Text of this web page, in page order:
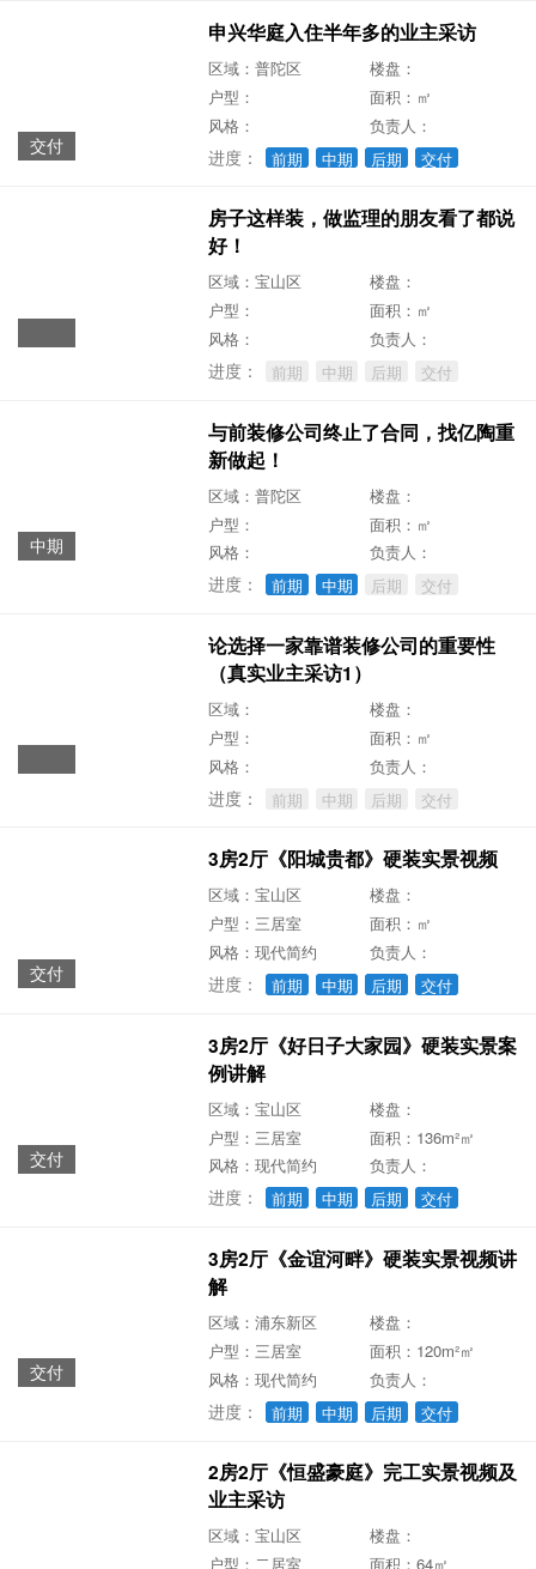
交付
申兴华庭入住半年多的业主采访
区域：普陀区
楼盘：
户型：
面积：㎡
风格：
负责人：
进度： 前期 中期 后期 交付
房子这样装，做监理的朋友看了都说
好！
区域：宝山区
楼盘：
户型：
面积：㎡
风格：
负责人：
进度： 前期 中期 后期 交付
中期
与前装修公司终止了合同，找亿陶重
新做起！
区域：普陀区
楼盘：
户型：
面积：㎡
风格：
负责人：
进度： 前期 中期 后期 交付
论选择一家靠谱装修公司的重要性
（真实业主采访1）
区域：
楼盘：
户型：
面积：㎡
风格：
负责人：
进度： 前期 中期 后期 交付
交付
3房2厅《阳城贵都》硬装实景视频
区域：宝山区
楼盘：
户型：三居室
面积：㎡
风格：现代简约
负责人：
进度： 前期 中期 后期 交付
交付
3房2厅《好日子大家园》硬装实景案
例讲解
区域：宝山区
楼盘：
户型：三居室
面积：136m²㎡
风格：现代简约
负责人：
进度： 前期 中期 后期 交付
交付
3房2厅《金谊河畔》硬装实景视频讲
解
区域：浦东新区
楼盘：
户型：三居室
面积：120m²㎡
风格：现代简约
负责人：
进度： 前期 中期 后期 交付
2房2厅《恒盛豪庭》完工实景视频及
业主采访
区域：宝山区
楼盘：
户型：二居室
面积：64㎡